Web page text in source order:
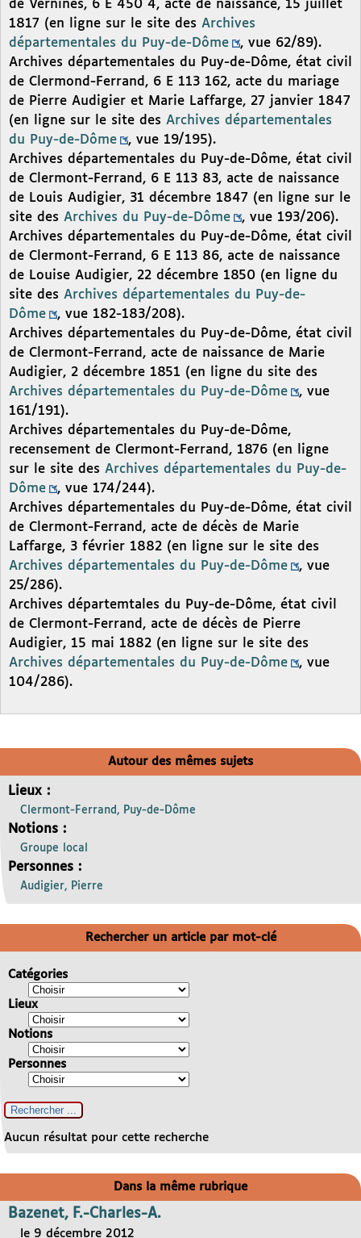
de Vernines, 6 E 450 4, acte de naissance, 15 juillet
1817 (en ligne sur le site des Archives
départementales du Puy-de-Dôme
, vue 62/89).
Archives départementales du Puy-de-Dôme, état civil
de Clermond-Ferrand, 6 E 113 162, acte du mariage
de Pierre Audigier et Marie Laffarge, 27 janvier 1847
(en ligne sur le site des Archives départementales
du Puy-de-Dôme
, vue 19/195).
Archives départementales du Puy-de-Dôme, état civil
de Clermont-Ferrand, 6 E 113 83, acte de naissance
de Louis Audigier, 31 décembre 1847 (en ligne sur le
site des Archives du Puy-de-Dôme
, vue 193/206).
Archives départementales du Puy-de-Dôme, état civil
de Clermont-Ferrand, 6 E 113 86, acte de naissance
de Louise Audigier, 22 décembre 1850 (en ligne du
site des Archives départementales du Puy-de-
Dôme
, vue 182-183/208).
Archives départementales du Puy-de-Dôme, état civil
de Clermont-Ferrand, acte de naissance de Marie
Audigier, 2 décembre 1851 (en ligne du site des
Archives départementales du Puy-de-Dôme
, vue
161/191).
Archives départementales du Puy-de-Dôme,
recensement de Clermont-Ferrand, 1876 (en ligne
sur le site des Archives départementales du Puy-de-
Dôme
, vue 174/244).
Archives départementales du Puy-de-Dôme, état civil
de Clermont-Ferrand, acte de décès de Marie
Laffarge, 3 février 1882 (en ligne sur le site des
Archives départementales du Puy-de-Dôme
, vue
25/286).
Archives départemtales du Puy-de-Dôme, état civil
de Clermont-Ferrand, acte de décès de Pierre
Audigier, 15 mai 1882 (en ligne sur le site des
Archives départementales du Puy-de-Dôme
, vue
104/286).
Autour des mêmes sujets
Lieux :
Clermont-Ferrand, Puy-de-Dôme
Notions :
Groupe local
Personnes :
Audigier, Pierre
Rechercher un article par mot-clé
Catégories
Lieux
Notions
Personnes
Aucun résultat pour cette recherche
Dans la même rubrique
Bazenet, F.-Charles-A.
le 9 décembre 2012